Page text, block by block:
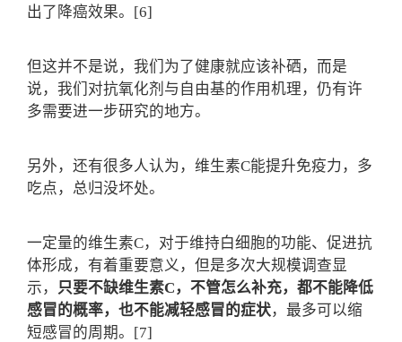
出了降癌效果。[6]
但这并不是说，我们为了健康就应该补硒，而是
说，我们对抗氧化剂与自由基的作用机理，仍有许
多需要进一步研究的地方。
另外，还有很多人认为，维生素C能提升免疫力，多
吃点，总归没坏处。
一定量的维生素C，对于维持白细胞的功能、促进抗
体形成，有着重要意义，但是多次大规模调查显
示， 只要不缺维生素C，不管怎么补充，都不能降低
感冒的概率，也不能减轻感冒的症状，最多可以缩
短感冒的周期。[7]